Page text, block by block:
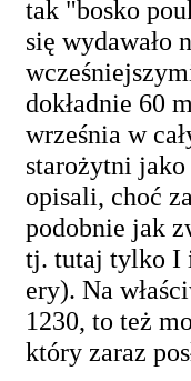
tak "bosko
się wydawało
dokładnie 60
września w
starożytni
opisali, choć
podobnie jak
tj. tutaj tylko I
ery). Na
1230, to też
który zaraz